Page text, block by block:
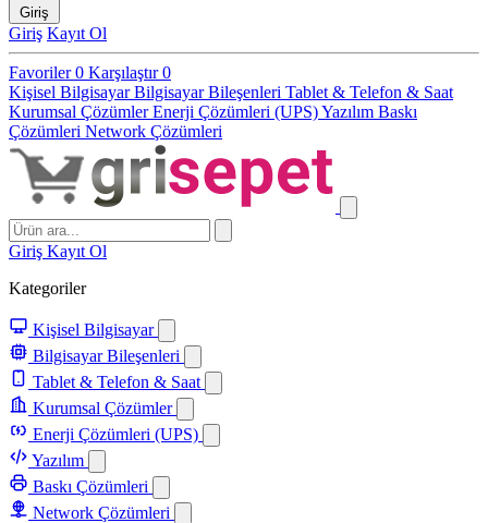
Giriş
Giriş Kayıt Ol
Favoriler0 Karşılaştır0
Kişisel BilgisayarBilgisayar Bileşenleri Tablet & Telefon & Saat
Kurumsal ÇözümlerEnerji Çözümleri (UPS)Yazılım Baskı
Çözümleri Network Çözümleri
Giriş Kayıt Ol
Kategoriler
Kişisel Bilgisayar
Bilgisayar Bileşenleri
Tablet & Telefon & Saat
Kurumsal Çözümler
Enerji Çözümleri (UPS)
Yazılım
Baskı Çözümleri
Network Çözümleri